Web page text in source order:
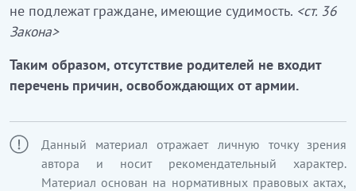
не подлежат граждане, имеющие судимость. <ст. 36
Закона>
Таким образом, отсутствие родителей не входит
перечень причин, освобождающих от армии.
Данный материал отражает личную точку зрения
автора и носит рекомендательный характер.
Материал основан на нормативных правовых актах,